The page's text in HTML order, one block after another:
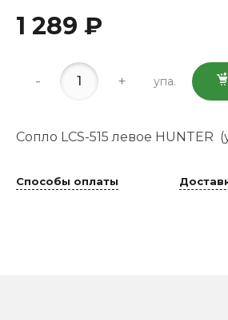
1 289 ₽
- + упа.
Сопло LCS-515 левое HUNTER
Способы оплаты